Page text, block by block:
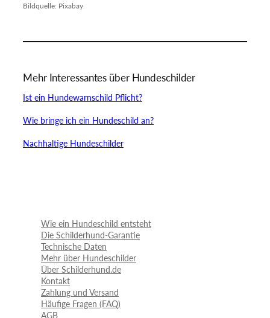
Bildquelle: Pixabay
Mehr Interessantes über Hundeschilder
Ist ein Hundewarnschild Pflicht?
Wie bringe ich ein Hundeschild an?
Nachhaltige Hundeschilder
Wie ein Hundeschild entsteht
Die Schilderhund-Garantie
Technische Daten
Mehr über Hundeschilder
Über Schilderhund.de
Kontakt
Zahlung und Versand
Häufige Fragen (FAQ)
AGB